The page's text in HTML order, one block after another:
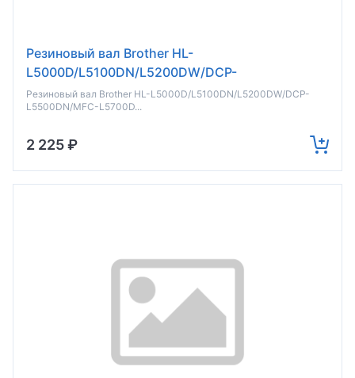
Резиновый вал Brother HL-
L5000D/L5100DN/L5200DW/DCP-
L5500DN/MFC-L5700DN/L6900DW (CET)
Резиновый вал Brother HL-L5000D/L5100DN/L5200DW/DCP-
L5500DN/MFC-L5700D...
2 225 ₽